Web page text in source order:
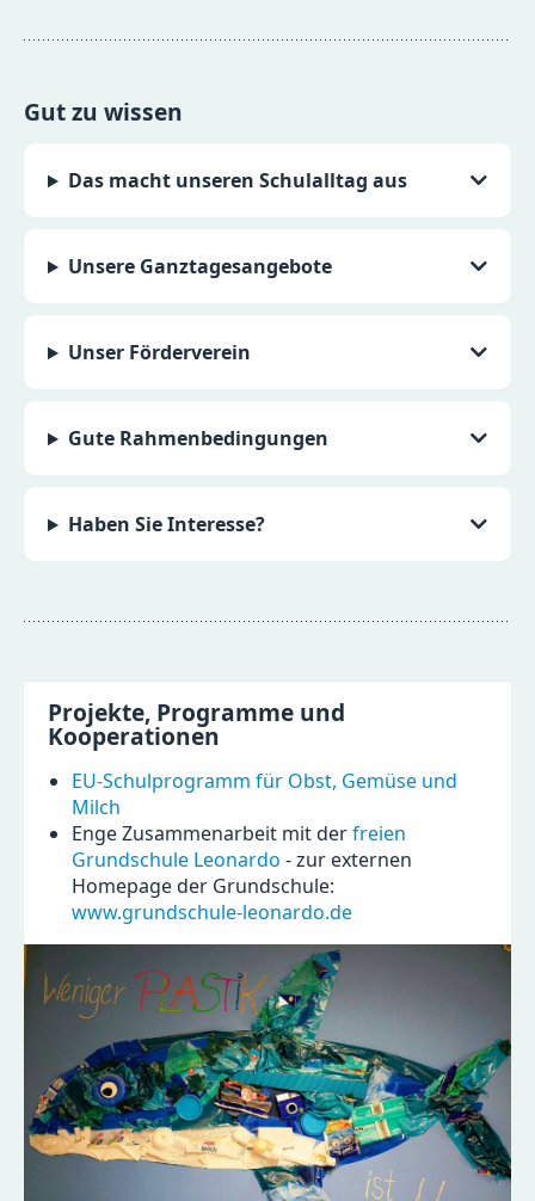
Gut zu wissen
Das macht unseren Schulalltag aus
Unsere Ganztagesangebote
Unser Förderverein
Gute Rahmenbedingungen
Haben Sie Interesse?
Projekte, Programme und
Kooperationen
EU-Schulprogramm für Obst, Gemüse und
Milch
Enge Zusammenarbeit mit derfreien
Grundschule Leonardo - zur externen
Homepage der Grundschule:
www.grundschule-leonardo.de